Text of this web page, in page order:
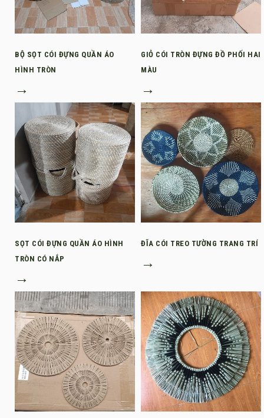
BỘ SỌT CÓI ĐỰNG QUẦN ÁO
HÌNH TRÒN
→
GIỎ CÓI TRÒN ĐỰNG ĐỒ PHỐI HAI
MÀU
→
SỌT CÓI ĐỰNG QUẦN ÁO HÌNH
TRÒN CÓ NẮP
→
ĐĨA CÓI TREO TƯỜNG TRANG TRÍ
→